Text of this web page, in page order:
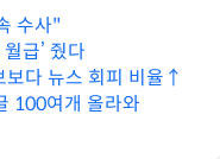
수사"
급’ 줬다
다 뉴스 회피 비율↑
100여개 올라와